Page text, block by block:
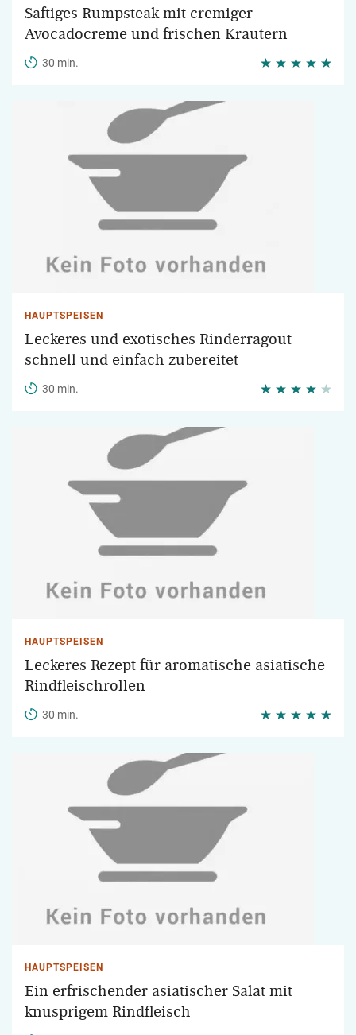
Saftiges Rumpsteak mit cremiger
Avocadocreme und frischen Kräutern
30 min.
HAUPTSPEISEN
Leckeres und exotisches Rinderragout
schnell und einfach zubereitet
30 min.
HAUPTSPEISEN
Leckeres Rezept für aromatische asiatische
Rindfleischrollen
30 min.
HAUPTSPEISEN
Ein erfrischender asiatischer Salat mit
knusprigem Rindfleisch